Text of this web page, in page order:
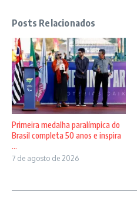
Posts Relacionados
Primeira medalha paralímpica do
Brasil completa 50 anos e inspira
...
7 de agosto de 2026